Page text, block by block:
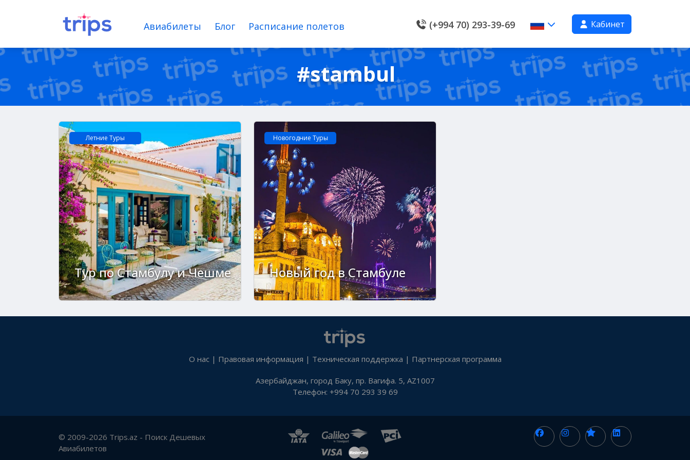
Авиабилеты Блог Расписание полетов (+994 70) 293-39-69 Кабинет
#stambul
Летние Tуры
Тур по Стамбулу и Чешме
Новогодние Туры
Новый год в Стамбуле
О нас| Правовая информация | Техническая поддержка | Партнерская программа
Азербайджан, город Баку, пр. Вагифа. 5, AZ1007
Телефон: +994 70 293 39 69
© 2009-2026 Trips.az - Поиск Дешевых
Авиабилетов